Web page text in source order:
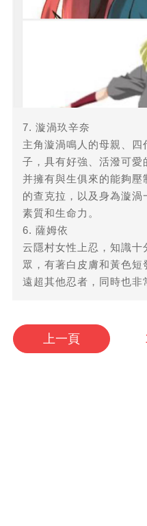
7. 漩渦玖辛奈
主角漩渦鳴人的母親、
子，具有好強、活潑可愛
并擁有與生俱來的能夠壓
的查克拉，以及身為漩渦
素質和生命力。
6. 薩姆依
云隱村女性上忍，知識十
眾，有著白皮膚和黃色短
遠超其他忍者，同時也非
上一頁